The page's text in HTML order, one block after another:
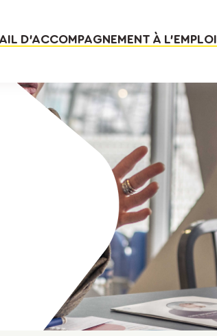
D’ACCOMPAGNEMENT À L’EMPLOI